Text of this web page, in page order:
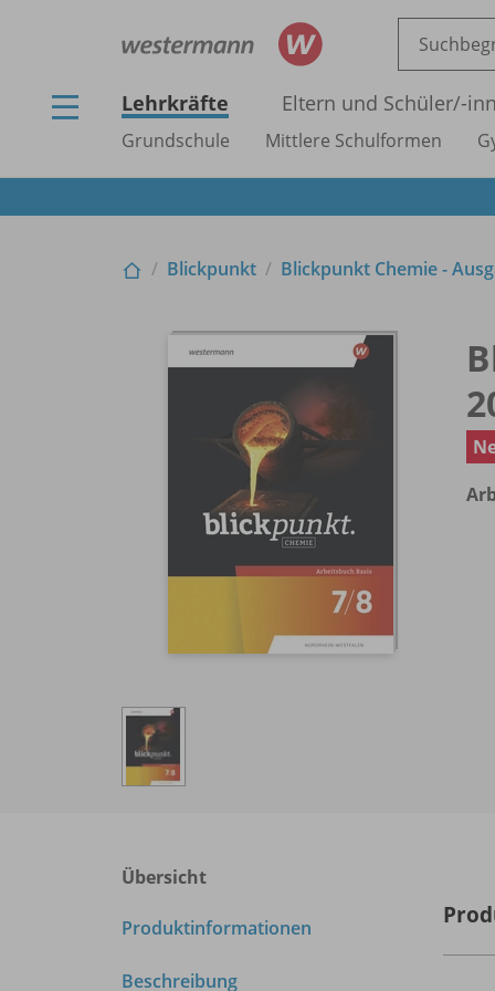
Lehrkräfte Eltern und Schüler/-
Grundschule Mittlere Schulformen
Blickpunkt Blickpunkt Chemie -
Übersicht
Produktinformationen
Beschreibung